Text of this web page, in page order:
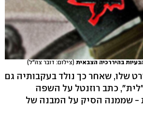
בהיררכיה הצבאית (צילום: דובר צה"ל)
שלו, שאחר כך נולד בעקבותיה גם
כתב רוזנטל על השפה
- שממנה הסיק על המבנה של